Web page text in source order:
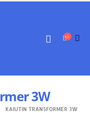
3W
KAIUTIN TRANSFORMER 3W